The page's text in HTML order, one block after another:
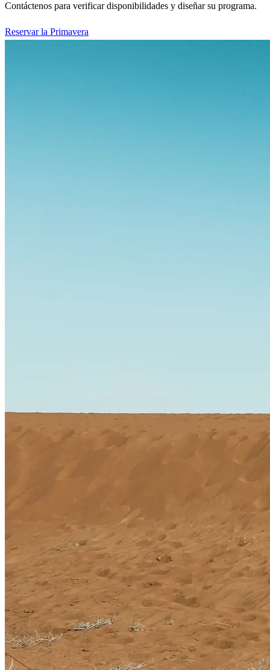
Contáctenos para verificar disponibilidades y diseñar su programa.
Reservar la Primavera